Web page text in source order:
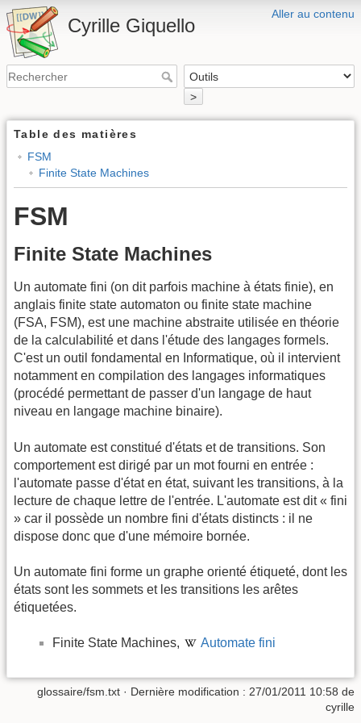
Aller au contenu
Cyrille Giquello
>
Table des matières
FSM
Finite State Machines
FSM
Finite State Machines
Un automate fini (on dit parfois machine à états finie), en
anglais finite state automaton ou finite state machine
(FSA, FSM), est une machine abstraite utilisée en théorie
de la calculabilité et dans l'étude des langages formels.
C'est un outil fondamental en Informatique, où il intervient
notamment en compilation des langages informatiques
(procédé permettant de passer d'un langage de haut
niveau en langage machine binaire).
Un automate est constitué d'états et de transitions. Son
comportement est dirigé par un mot fourni en entrée :
l'automate passe d'état en état, suivant les transitions, à la
lecture de chaque lettre de l'entrée. L'automate est dit « fini
» car il possède un nombre fini d'états distincts : il ne
dispose donc que d'une mémoire bornée.
Un automate fini forme un graphe orienté étiqueté, dont les
états sont les sommets et les transitions les arêtes
étiquetées.
Finite State Machines, Automate fini
glossaire/fsm.txt · Dernière modification : 27/01/2011 10:58 de
cyrille